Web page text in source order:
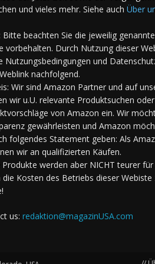
und vieles mehr. Siehe auch Über
Bitte beachten Sie die jeweilig
vorbehalten. Durch Nutzung dieser
Nutzungsbedingungen und
nachfolgend.
Wir sind Amazon Partner und auf
wir u.U. relevante Produktsuchen oder
von Amazon ein. Wir
gewährleisten und Amazon
folgendes Statement geben: Als
wir an qualifizierten Käufen.
Produkte werden aber NICHT teurer für
die Kosten des Betriebs dieser Webiste
us: redaktion@magazinUSA.com